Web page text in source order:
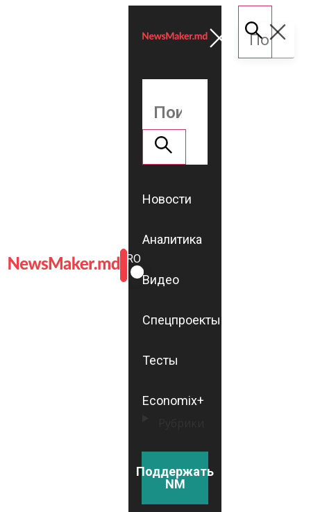
ROMÂNĂ
RU
Новости
Аналитика
Видео
Спецпроекты
Тесты
Economix+
Поддержать
NM